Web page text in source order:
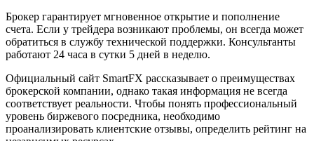
Брокер гарантирует мгновенное открытие и пополнение
счета. Если у трейдера возникают проблемы, он всегда может
обратиться в службу технической поддержки. Консультанты
работают 24 часа в сутки 5 дней в неделю.
Официальный сайт SmartFX рассказывает о преимуществах
брокерской компании, однако такая информация не всегда
соответствует реальности. Чтобы понять профессиональный
уровень биржевого посредника, необходимо
проанализировать клиентские отзывы, определить рейтинг на